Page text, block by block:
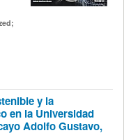
y la
en la Universidad
Adolfo Gustavo,